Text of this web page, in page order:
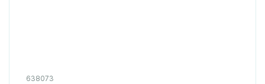
638073